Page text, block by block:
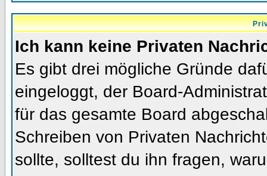
Ich kann keine Privaten
Es gibt drei mögliche Gründe
eingeloggt, der Board-
für das gesamte Board
Schreiben von Privaten
sollte, solltest du ihn fragen,